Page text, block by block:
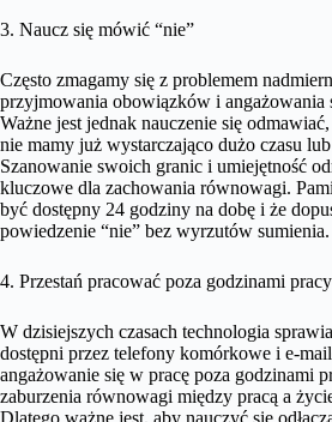
3. Naucz się mówić “nie”
Często zmagamy się z problemem
przyjmowania obowiązków i angażowania
Ważne jest jednak nauczenie się
nie mamy już wystarczająco dużo czasu
Szanowanie swoich granic i umiejętność
kluczowe dla zachowania równowagi.
być dostępny 24 godziny na dobę i że
powiedzenie “nie” bez wyrzutów sumienia.
4. Przestań pracować poza godzinami pracy
W dzisiejszych czasach technologia
dostępni przez telefony komórkowe i e-
angażowanie się w pracę poza godzinami
zaburzenia równowagi między pracą a
Dlatego ważne jest, aby nauczyć się